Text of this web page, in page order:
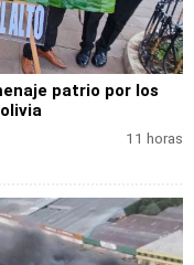
patrio por los
11 horas